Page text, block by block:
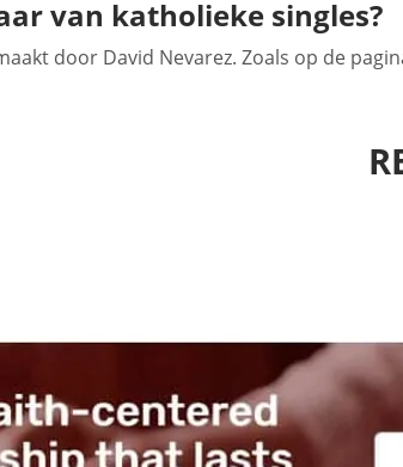
van katholieke singles?
door David Nevarez. Zoals op de